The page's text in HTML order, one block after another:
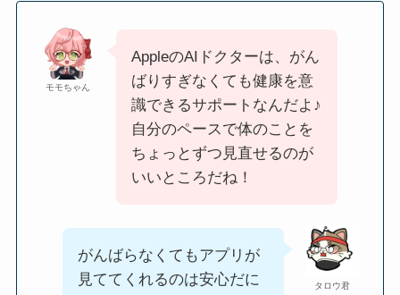
モモちゃん
AppleのAIドクターは、がん
ばりすぎなくても健康を意
識できるサポートなんだよ♪
自分のペースで体のことを
ちょっとずつ見直せるのが
いいところだね！
タロウ君
がんばらなくてもアプリが
見ててくれるのは安心だに